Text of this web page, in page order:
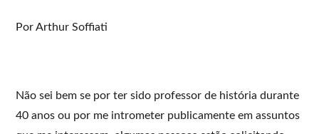
Por Arthur Soffiati
Não sei bem se por ter sido professor de história durante
40 anos ou por me intrometer publicamente em assuntos